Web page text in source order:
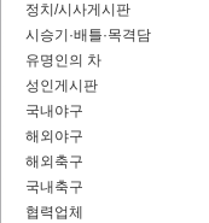
정치/시사게시판
시승기·배틀·목격담
유명인의 차
성인게시판
국내야구
해외야구
해외축구
국내축구
협력업체